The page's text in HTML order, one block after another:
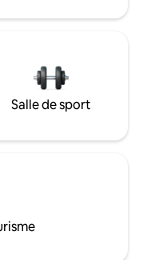
Salle de sport